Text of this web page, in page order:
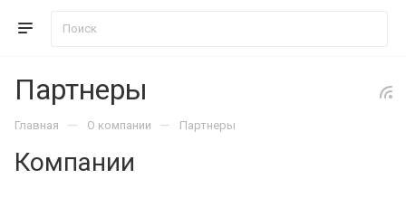
Партнеры
Главная — О компании — Партнеры
Компании